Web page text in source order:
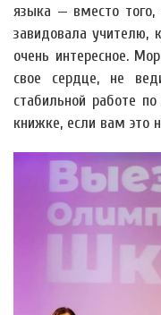
языка — вместо того,
завидовала учителю,
очень интересное.
свое сердце, не
стабильной работе
книжке, если вам это